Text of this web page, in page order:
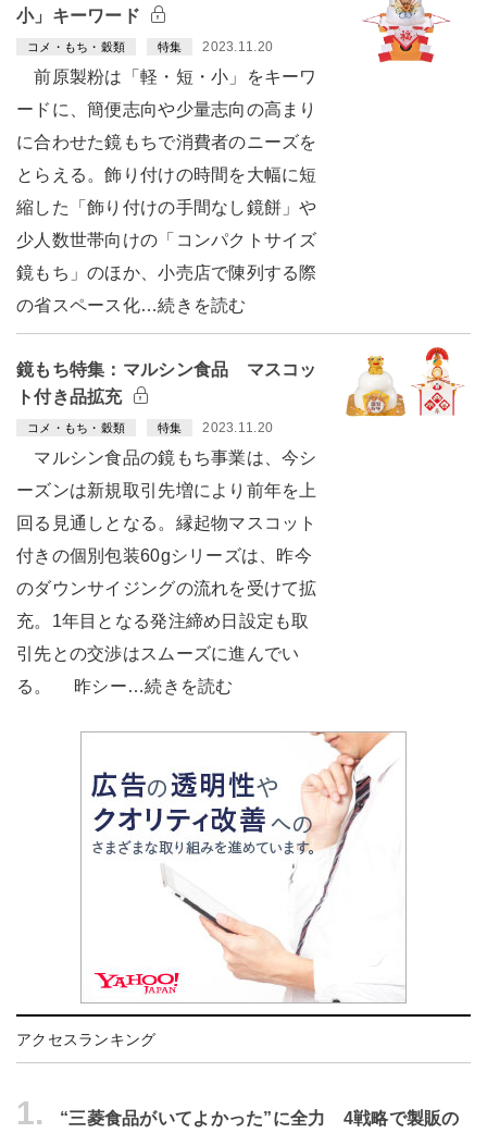
小」キーワード
コメ・もち・穀類 特集 2023.11.20
前原製粉は「軽・短・小」をキーワ
ードに、簡便志向や少量志向の高まり
に合わせた鏡もちで消費者のニーズを
とらえる。飾り付けの時間を大幅に短
縮した「飾り付けの手間なし鏡餅」や
少人数世帯向けの「コンパクトサイズ
鏡もち」のほか、小売店で陳列する際
の省スペース化…続きを読む
鏡もち特集：マルシン食品 マスコッ
ト付き品拡充
コメ・もち・穀類 特集 2023.11.20
マルシン食品の鏡もち事業は、今シ
ーズンは新規取引先増により前年を上
回る見通しとなる。縁起物マスコット
付きの個別包装60gシリーズは、昨今
のダウンサイジングの流れを受けて拡
充。1年目となる発注締め日設定も取
引先との交渉はスムーズに進んでい
る。 昨シー…続きを読む
アクセスランキング
1.
“三菱食品がいてよかった”に全力 4戦略で製販の